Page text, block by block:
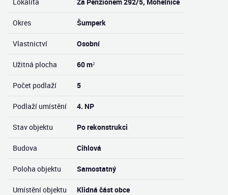
Okres Šumperk
Vlastnictví Osobní
Užitná plocha 60 m²
Počet podlaží 5
Podlaží umístění 4. NP
Stav objektu Po rekonstrukci
Budova Cihlová
Poloha objektu Samostatný
Umístění objektu Klidná část obce